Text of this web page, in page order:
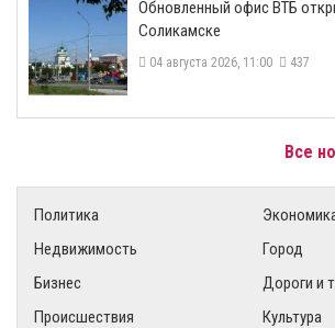
​Обновленный офис ВТБ
Соликамске
04 августа 2026, 11:00 437
Все
Политика
Недвижимость
Город
Бизнес
Дороги и
Происшествия
Культура